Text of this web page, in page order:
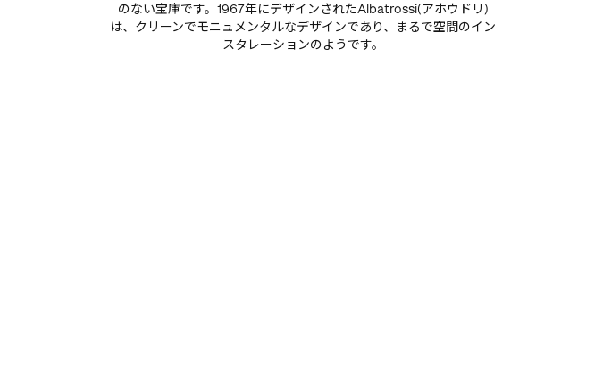
のない宝庫です。1967年にデザインされたAlbatrossi(アホウドリ)
は、クリーンでモニュメンタルなデザインであり、まるで空間のイン
スタレーションのようです。